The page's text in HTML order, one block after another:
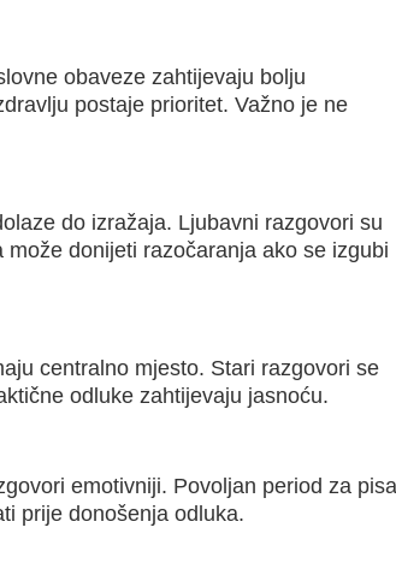
obaveze zahtijevaju bolju
postaje prioritet. Važno je ne
do izražaja. Ljubavni razgovori su
donijeti razočaranja ako se izgubi
centralno mjesto. Stari razgovori se
odluke zahtijevaju jasnoću.
emotivniji. Povoljan period za
prije donošenja odluka.